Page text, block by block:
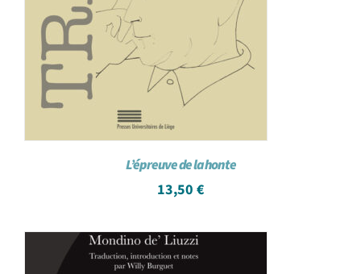
L’épreuve de la honte
13,50 €